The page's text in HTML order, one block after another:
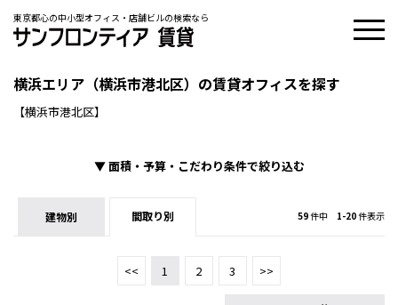
東京都心の中小型オフィス・店舗ビルの検索なら
横浜エリア（横浜市港北区）の賃貸オフィスを探す
【横浜市港北区】
▼面積・予算・こだわり条件で絞り込む
建物別 間取り別 59件中 1-20件表示
<< 1 2 3 >>